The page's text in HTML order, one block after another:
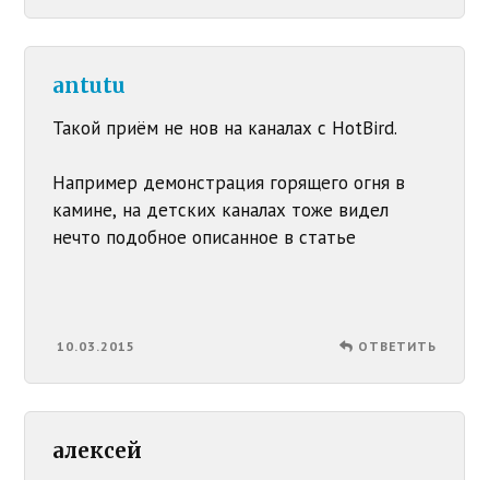
antutu
Такой приём не нов на каналах с HotBird.
Например демонстрация горящего огня в
камине, на детских каналах тоже видел
нечто подобное описанное в статье
10.03.2015 ОТВЕТИТЬ
алексей